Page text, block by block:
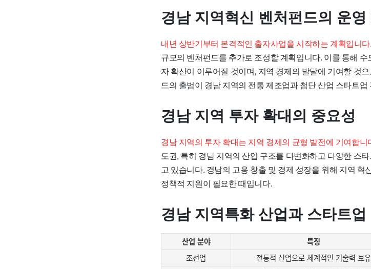
경남 지역혁신 벤처펀드의 운영
내년 상반기부터 본격적인 출자사업을 시작하는 계획입니다.
규모의 벤처펀드를 추가로 조성할 계획입니다. 이를 통해
자 확산이 이루어질 것이며, 지역 경제의 발달에 기여할 것
드의 출범이 경남 지역의 전통 제조업과 첨단 산업 스타트
경남 지역 투자 확대의 중요성
경남 지역의 투자 확대는 지역 경제의 균형 발전에 기여합니
도권, 특히 경남 지역의 산업 구조를 다변화하고 다양한 스
고 있습니다. 경남의 고용 창출 및 경제 성장을 위해 지역
정책적 지원이 필요한 때입니다.
경남 지역특화 산업과 스타트업
산업 분야 특징
조선업
전통적 산업으로 체계적인 기술력 보유